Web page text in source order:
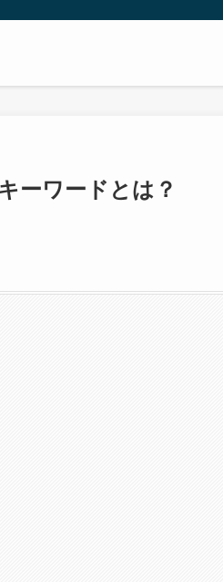
ーワードとは？